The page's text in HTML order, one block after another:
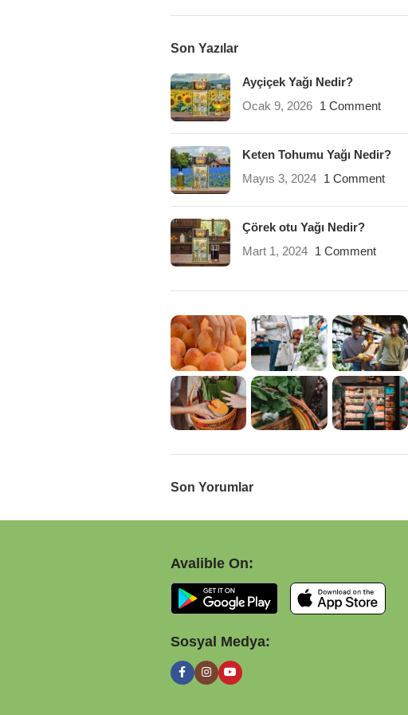
Son Yazılar
Ayçiçek Yağı Nedir?
Ocak 9, 2026
1 Comment
Keten Tohumu Yağı Nedir?
Mayıs 3, 2024
1 Comment
Çörek otu Yağı Nedir?
Mart 1, 2024
1 Comment
Son Yorumlar
Avalible On:
Sosyal Medya: